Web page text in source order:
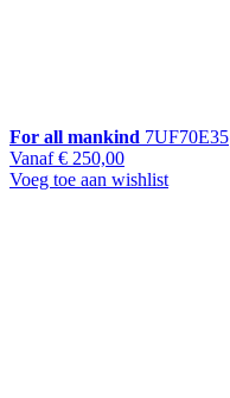
For all mankind 7UF70E35
Vanaf € 250,00
Voeg toe aan wishlist